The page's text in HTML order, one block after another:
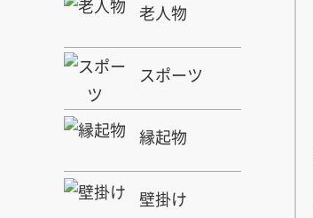
老人物
スポーツ
縁起物
壁掛け